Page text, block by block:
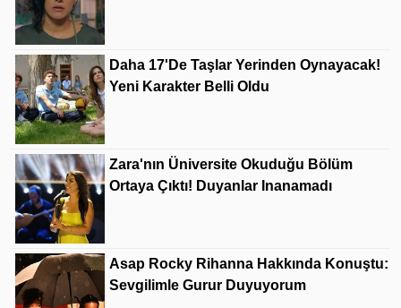
Daha 17'de Taşlar Yerinden Oynayacak!
Yeni Karakter Belli Oldu
Zara'nın Üniversite Okuduğu Bölüm
Ortaya Çıktı! Duyanlar Inanamadı
Asap Rocky Rihanna Hakkında Konuştu:
Sevgilimle Gurur Duyuyorum